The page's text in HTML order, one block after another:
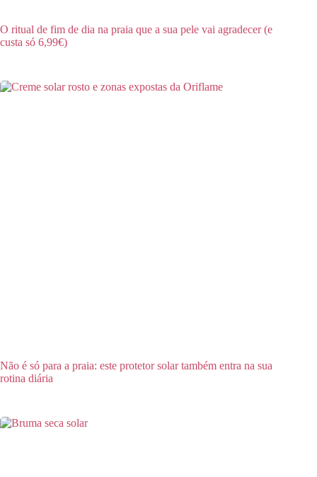
O ritual de fim de dia na praia que a sua pele vai agradecer (e
custa só 6,99€)
Não é só para a praia: este protetor solar também entra na sua
rotina diária